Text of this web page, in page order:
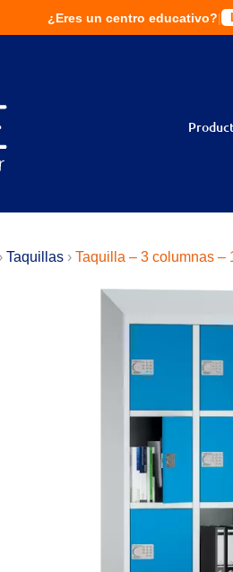
un centro educativo? ¡Soluciones a
¿Eres un centro educativo?|
› Taquillas › Taquilla – 3 columnas –